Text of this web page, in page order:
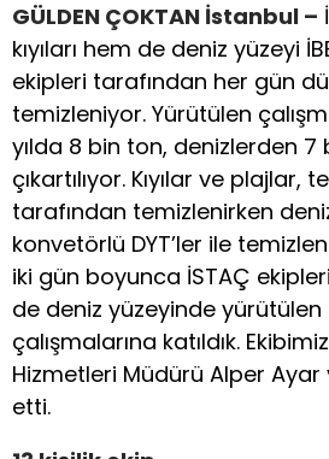
GÜLDEN ÇOKTAN İstanbul –
kıyıları hem de deniz yüzeyi
ekipleri tarafından her gün
temizleniyor. Yürütülen
yılda 8 bin ton, denizlerden
çıkartılıyor. Kıyılar ve plajlar,
tarafından temizlenirken
konvetörlü DYT’ler ile
iki gün boyunca İSTAÇ
de deniz yüzeyinde
çalışmalarına katıldık.
Hizmetleri Müdürü Alper Ayar
etti.